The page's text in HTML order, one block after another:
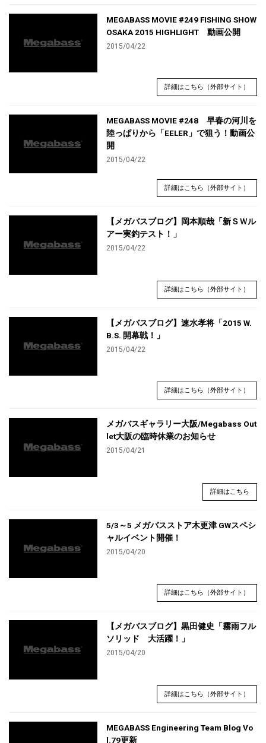
MEGABASS MOVIE #249 FISHING SHOW
OSAKA 2015 HIGHLIGHT 動画公開
2015/04/22
詳細はこちら（外部サイト）
MEGABASS MOVIE #248 早春の河川を
陸っぱりから「EELER」で狙う！動画公
開
2015/04/22
詳細はこちら（外部サイト）
【メガバスブログ】岡本順哉「新ＳＷル
アー実釣テスト！」
2015/04/22
詳細はこちら（外部サイト）
【メガバスブログ】速水孝将「2015 W.
B.S. 開幕戦！」
2015/04/22
詳細はこちら（外部サイト）
メガバスギャラリー大阪/Megabass Out
let大阪の臨時休業のお知らせ
2015/04/21
詳細はこちら
5/3～5 メガバスストア木更津 GWスペシ
ャルイベント開催！
2015/04/20
詳細はこちら（外部サイト）
【メガバスブログ】黒田健史「霧雨フル
ソリッド 大活躍！」
2015/04/20
詳細はこちら（外部サイト）
MEGABASS Engineering Team Blog Vo
l.79更新